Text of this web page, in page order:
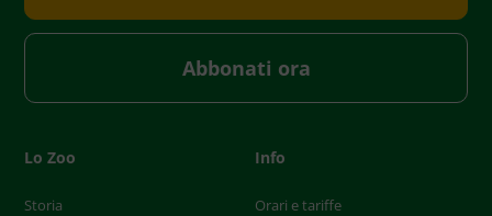
Lo Zoo
Storia
Info
Orari e tariffe
Abbonati ora